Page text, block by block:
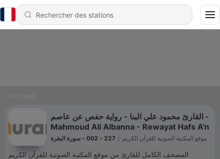
القارئ محمود علي البنا - رواية حفص عن عاصم -
Mahmoud Ali Albanna - Rewayat Hafs A'n
موقع المكتبة الصوتية للقرآن الكريم 227 - 002 - سورة البقرة
المصحف الكامل للقارئ من موقع المكتبة الصوتية للقرآن الكريم